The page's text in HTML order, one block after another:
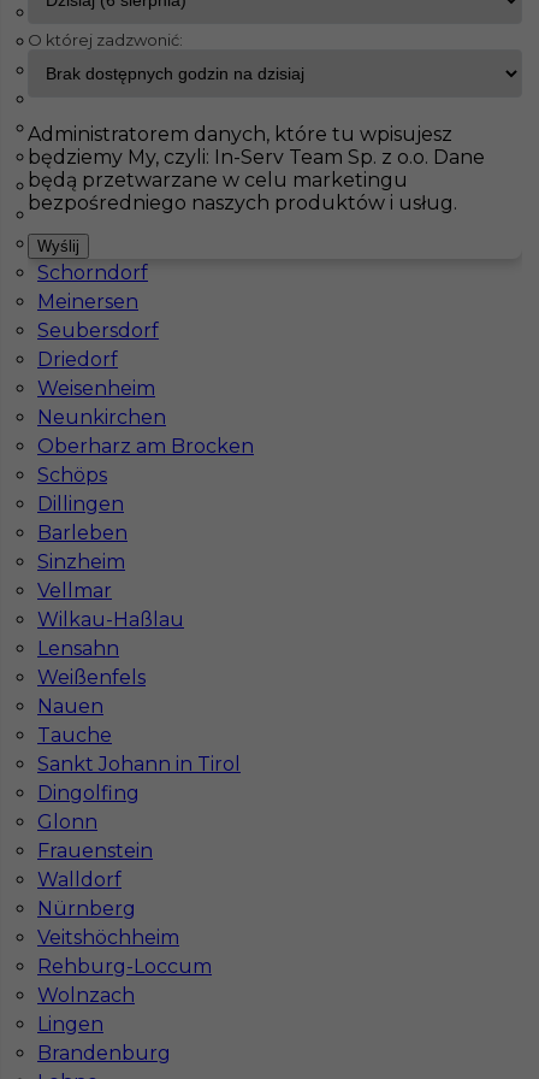
InServ Oferty pracy Schönebeck
Pokaż filtr
Brieselang
Maintal
Haiterbach
Albig
Pasenbach
Klettgau
Thale
Bisingen
Schorndorf
Meinersen
Seubersdorf
Driedorf
Weisenheim
Neunkirchen
Oberharz am Brocken
Schöps
Dillingen
Barleben
Sinzheim
Vellmar
Wilkau-Haßlau
Lensahn
Weißenfels
Nauen
Tauche
Sankt Johann in Tirol
Dingolfing
Glonn
Frauenstein
Walldorf
Nürnberg
Veitshöchheim
Rehburg-Loccum
Wolnzach
Lingen
Brandenburg
Praca w Niemczech dla spawacza
Kategoria Spawacz
Lokalizacja
Wymagane języki
Stawka 23 - 25 € / h
Monter konstrukcji stalowych w Niemczech
Kategoria Prace budowlane
Lokalizacja Niemcy
Wymagane języki
Stawka 19 - 21 € / h
O której zadzwonić:
Administratorem danych, które tu wpisujesz
będziemy My, czyli: In-Serv Team Sp. z o.o. Dane
będą przetwarzane w celu marketingu
bezpośredniego naszych produktów i usług.
Wyślij